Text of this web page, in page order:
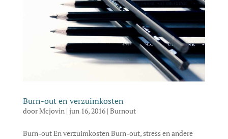
Burn-out en verzuimkosten
doorMcjovin| jun 16, 2016| Burnout
Burn-out En verzuimkosten Burn-out, stress en andere